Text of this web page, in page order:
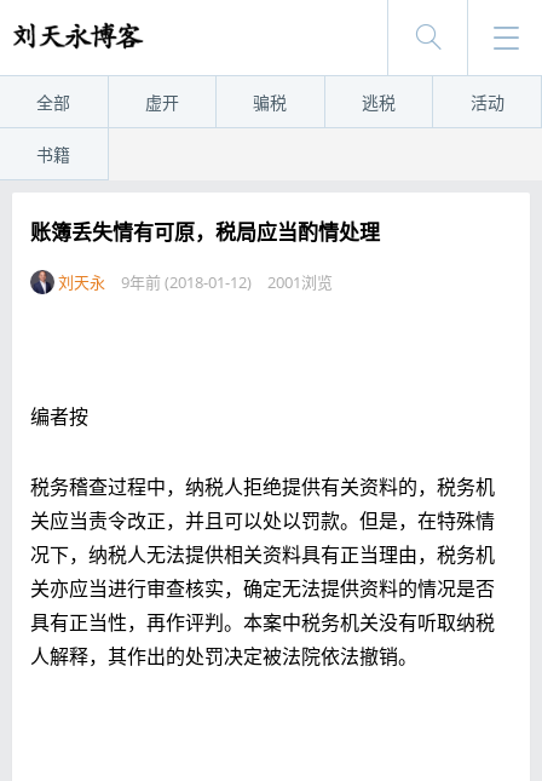
全部 虚开 骗税 逃税 活动
书籍
账簿丢失情有可原，税局应当酌情处理
刘天永 9年前 (2018-01-12) 2001浏览
编者按
税务稽查过程中，纳税人拒绝提供有关资料的，税务机
关应当责令改正，并且可以处以罚款。但是，在特殊情
况下，纳税人无法提供相关资料具有正当理由，税务机
关亦应当进行审查核实，确定无法提供资料的情况是否
具有正当性，再作评判。本案中税务机关没有听取纳税
人解释，其作出的处罚决定被法院依法撤销。